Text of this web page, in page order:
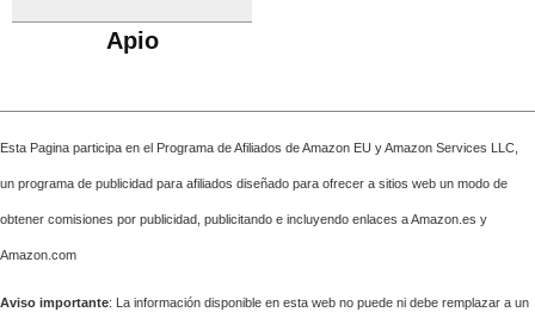
Apio
Esta Pagina participa en el Programa de Afiliados de Amazon EU y Amazon Services LLC,
un programa de publicidad para afiliados diseñado para ofrecer a sitios web un modo de
obtener comisiones por publicidad, publicitando e incluyendo enlaces a Amazon.es y
Amazon.com
Aviso importante: La información disponible en esta web no puede ni debe remplazar a un